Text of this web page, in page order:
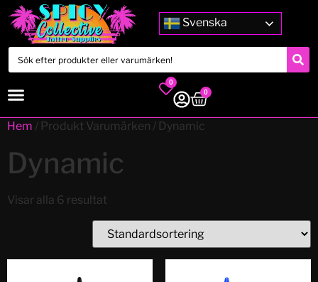
Svenska
0
0
Hem / Produkt Varumärken / Dynamic
Dynamic
Visar alla 6 resultat